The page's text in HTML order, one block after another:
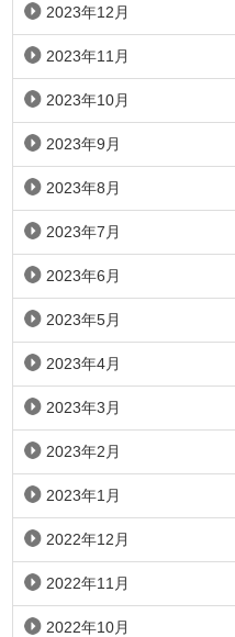
2023年12月
2023年11月
2023年10月
2023年9月
2023年8月
2023年7月
2023年6月
2023年5月
2023年4月
2023年3月
2023年2月
2023年1月
2022年12月
2022年11月
2022年10月